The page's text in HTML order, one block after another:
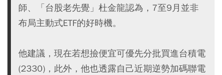
師、「台股老先覺」杜金龍認為，7至9月並非
布局主動式ETF的好時機。
他建議，現在若想撿便宜可優先分批買進台積電
(2330)，此外，他也透露自己近期逆勢加碼聯電